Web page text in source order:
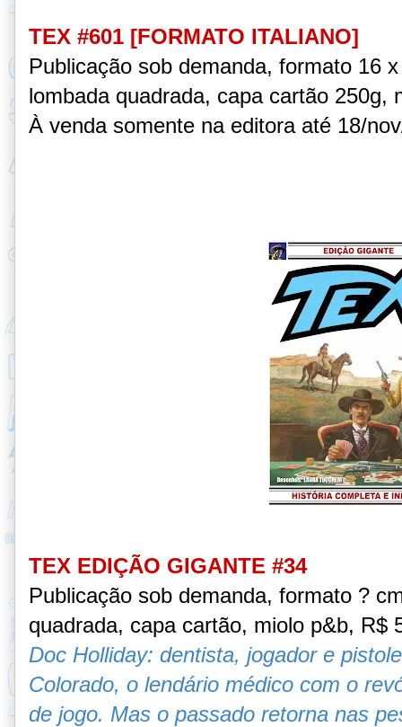
TEX #601 [FORMATO ITALIANO]
Publicação sob demanda, formato 16
lombada quadrada, capa cartão 250g,
À venda somente na editora até 18/
TEX EDIÇÃO GIGANTE #34
Publicação sob demanda, formato ?
quadrada, capa cartão, miolo p&b, R$
Doc Holliday: dentista, jogador e
Colorado, o lendário médico com o
de jogo. Mas o passado retorna nas